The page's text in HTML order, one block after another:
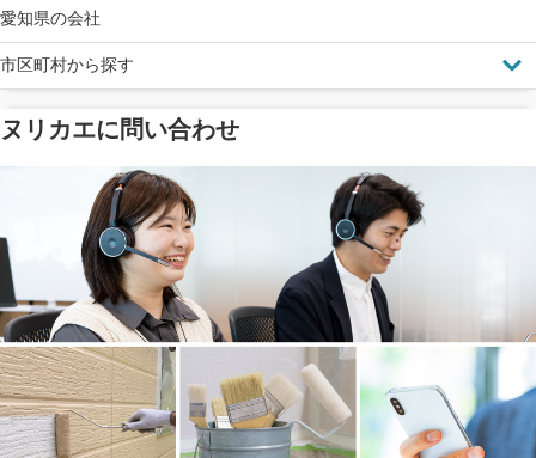
塗料の​品質を​保証
メーカー保証
工事保険
省エネ効果
断熱・遮熱塗料対応
雨漏り修繕
愛知県の会社
市区町村から探す
ヌリカエに問い合わせ